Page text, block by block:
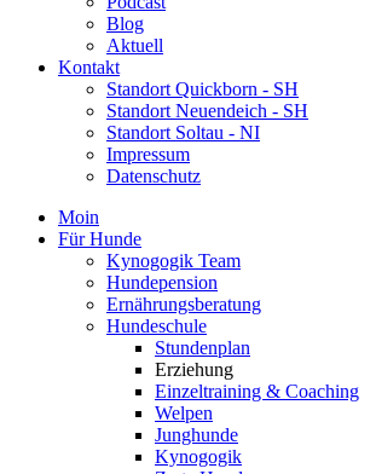
Blog
Aktuell
Kontakt
Standort Quickborn - SH
Standort Neuendeich - SH
Standort Soltau - NI
Impressum
Datenschutz
Moin
Für Hunde
Kynogogik Team
Hundepension
Ernährungsberatung
Hundeschule
Stundenplan
Erziehung
Einzeltraining & Coaching
Welpen
Junghunde
Kynogogik